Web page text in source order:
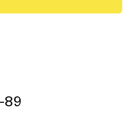
89